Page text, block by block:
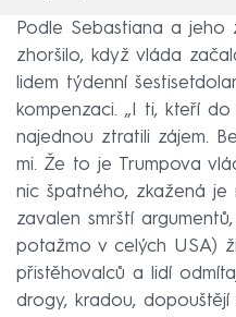
Podle Sebastiana a jeho
zhoršilo, když vláda
lidem týdenní
kompenzaci. „I ti, kteří
najednou ztratili zájem.
mi. Že to je Trumpova
nic špatného, zkažená je
zavalen smrští
potažmo v celých USA)
přistěhovalců a lidí
drogy, kradou,